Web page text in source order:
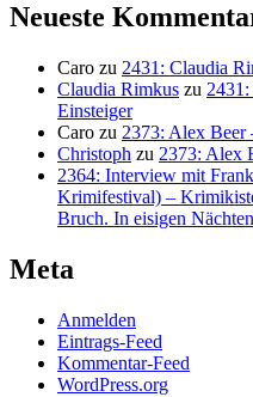
Neueste
Caro zu 2431: Claudia
Claudia Rimkus zu
Einsteiger
Caro zu 2373: Alex Beer
Christoph zu 2373: Alex
2364: Interview mit
Krimifestival) –
Bruch. In eisigen Nächten
Meta
Anmelden
Eintrags-Feed
Kommentar-Feed
WordPress.org